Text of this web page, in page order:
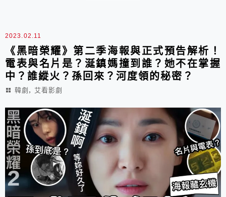
2023.02.11
《黑暗榮耀》第二季海報與正式預告解析！
電表與名片是？涎鎮媽撞到誰？她不在掌握
中？誰縱火？孫回來？河度領的秘密？
韓劇 , 艾看影劇